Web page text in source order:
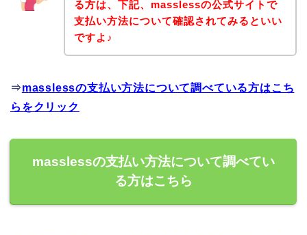
る方は、下記、masslessの公式サイトで
支払い方法について確認されてみるといい
ですよ♪
⇒masslessの支払い方法について調べている方はこち
らをクリック
masslessの支払い方法について調べてい
る方はこちら